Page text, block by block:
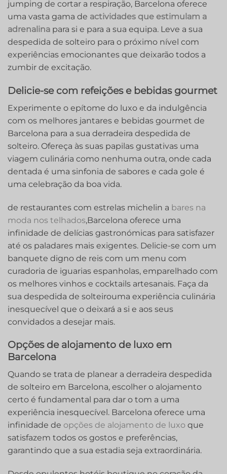
jumping de cortar a respiração, Barcelona oferece
uma vasta gama de actividades que estimulam a
adrenalina para si e para a sua equipa. Leve a sua
despedida de solteiro para o próximo nível com
experiências emocionantes que deixarão todos a
zumbir de excitação.
Delicie-se com refeições e bebidas gourmet
Experimente o epítome do luxo e da indulgência
com os melhores jantares e bebidas gourmet de
Barcelona para a sua derradeira despedida de
solteiro. Ofereça às suas papilas gustativas uma
viagem culinária como nenhuma outra, onde cada
dentada é uma sinfonia de sabores e cada gole é
uma celebração da boa vida.
de restaurantes com estrelas michelin a bares na
moda nos telhados,Barcelona oferece uma
infinidade de delícias gastronómicas para satisfazer
até os paladares mais exigentes. Delicie-se com um
banquete digno de reis com um menu com
curadoria de iguarias espanholas, emparelhado com
os melhores vinhos e cocktails artesanais. Faça da
sua despedida de solteiro‍uma experiência culinária
inesquecível que o deixará a si e aos seus
convidados a desejar mais.
Opções de alojamento de luxo em
Barcelona
Quando se trata de planear a derradeira despedida
de solteiro em Barcelona, escolher o alojamento
certo é fundamental para dar o tom a uma
experiência inesquecível. Barcelona oferece uma
infinidade de opções de alojamento de luxo que
satisfazem todos os gostos e preferências,
garantindo que a sua estadia seja extraordinária.